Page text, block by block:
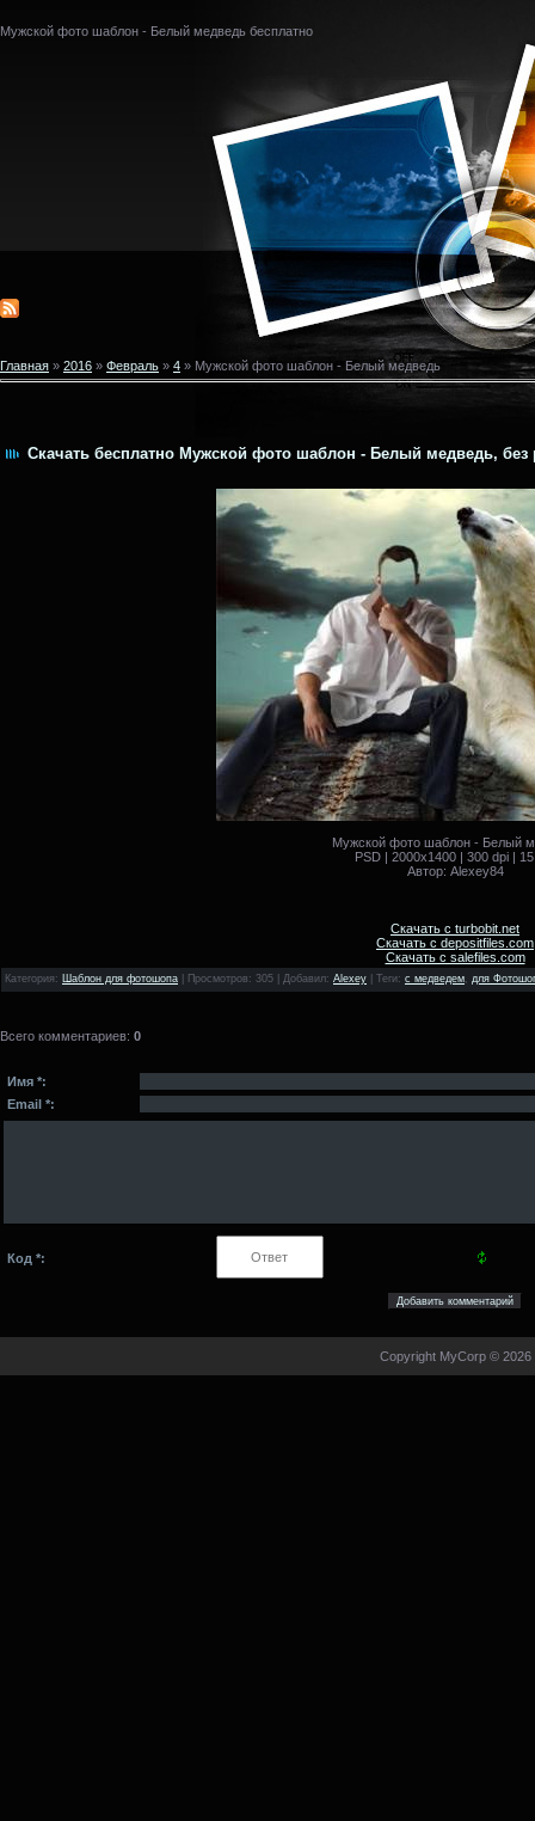
Мужской фото шаблон - Белый медведь бесплатно
Главная » 2016 » Февраль » 4 » Мужской фото шаблон - Белый медведь
Скачать бесплатно Мужской фото шаблон - Белый медведь, без
Мужской фото шаблон - Белый
PSD | 2000x1400 | 300 dpi |
Автор: Alexey84
Скачать с turbobit.net
Скачать с depositfiles.com
Скачать с salefiles.com
Категория : Шаблон для фотошопа Просмотров: 305 | Добавил: Alexey Теги: с медведем, для
Всего комментариев: 0
Имя *:
Email *:
Код *:
Copyright MyCorp © 2026